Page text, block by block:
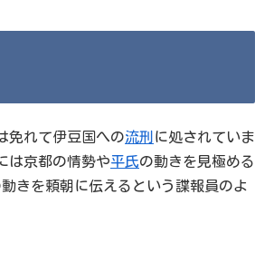
免れて伊豆国への流刑 に処されていま
は京都の情勢や平氏の動きを見極める
きを頼朝に伝えるという諜報員のよ